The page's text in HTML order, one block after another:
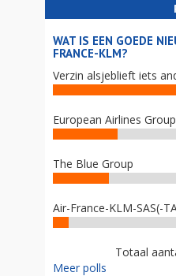
WAT IS EEN GOEDE
FRANCE-KLM?
Verzin alsjeblieft iets
European Airlines
The Blue Group
Air-France-KLM-SAS(-
Totaal
Meer polls